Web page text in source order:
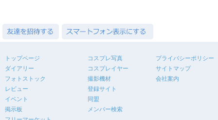
トップページ
ダイアリー
フォトストック
レビュー
イベント
掲示板
コスプレ写真
コスプレイヤー
撮影機材
登録サイト
同盟
メンバー検索
プライバシーポリシー
サイトマップ
会社案内